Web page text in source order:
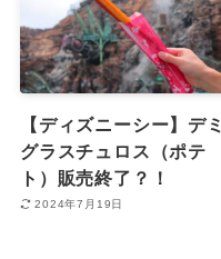
【ディズニーシー】デミ
グラスチュロス（ポテ
ト）販売終了？！
2024年7月19日